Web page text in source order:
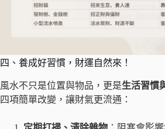
四、養成好習慣，財運自然來！
風水不只是位置與物品，更是生活習慣
四項簡單改變，讓財氣更流通：